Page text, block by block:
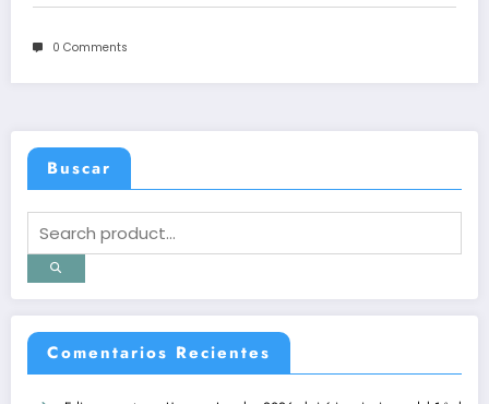
0 Comments
Buscar
Comentarios Recientes